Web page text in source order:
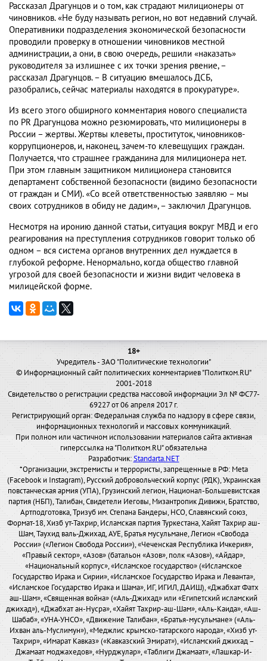
Рассказал Драгунцов и о том, как страдают милиционеры от
чиновников. «Не буду называть регион, но вот недавний случай.
Оперативники подразделения экономической безопасности
проводили проверку в отношении чиновников местной
администрации, а они, в свою очередь, решили «наказать»
руководителя за излишнее с их точки зрения рвение, –
рассказал Драгунцов. – В ситуацию вмешалось ДСБ,
разобрались, сейчас материалы находятся в прокуратуре».
Из всего этого обширного комментария нового специалиста
по PR Драгунцова можно резюмировать, что милиционеры в
России – жертвы. Жертвы клеветы, проституток, чиновников-
коррупционеров, и, наконец, зачем-то клевещущих граждан.
Получается, что страшнее гражданина для милиционера нет.
При этом главным защитником милиционера становится
департамент собственной безопасности (видимо безопасности
от граждан и СМИ). «Со всей ответственностью заявляю – мы
своих сотрудников в обиду не дадим», – заключил Драгунцов.
Несмотря на иронию данной статьи, ситуация вокруг МВД и его
реагирования на преступления сотрудников говорит только об
одном – вся система органов внутренних дел нуждается в
глубокой реформе. Ненормально, когда общество главной
угрозой для своей безопасности и жизни видит человека в
милицейской форме.
18+
Учредитель - ЗАО "Политические технологии"
© Информационный сайт политических комментариев "Политком.RU"
2001-2018
Свидетельство о регистрации средства массовой информации Эл № ФС77-
69227 от 06 апреля 2017 г.
Регистрирующий орган: Федеральная служба по надзору в сфере связи,
информационных технологий и массовых коммуникаций.
При полном или частичном использовании материалов сайта активная
гиперссылка на "Политком.RU" обязательна
Разработчик:Standarta.NET
*Организации, экстремисты и террористы, запрещенные в РФ: Meta
(Facebook и Instagram), Русский добровольческий корпус (РДК), Украинская
повстанческая армия (УПА), Грузинский легион, Национал-Большевистская
партия (НБП), Талибан, Свидетели Иеговы, Мизантропик Дивижн, Братство,
Артподготовка, Тризуб им. Степана Бандеры, НСО, Славянский союз,
Формат-18, Хизб ут-Тахрир, Исламская партия Туркестана, Хайят Тахрир аш-
Шам, Таухид валь-Джихад, АУЕ, Братья мусульмане, Легион «Свобода
России» («Легион Свобода России»), «Чеченская Республика Ичкерия»,
«Правый сектор», «Азов» (батальон «Азов», полк «Азов»), «Айдар»,
«Национальный корпус», «Исламское государство» («Исламское
Государство Ирака и Сирии», «Исламское Государство Ирака и Леванта»,
«Исламское Государство Ирака и Шама», ИГ, ИГИЛ, ДАИШ), «Джабхат Фатх
аш-Шам», «Священная война» («Аль-Джихад» или «Египетский исламский
джихад»), «Джабхат ан-Нусра», «Хайят Тахрир-аш-Шам», «Аль-Каида», «Аш-
Шабаб», «УНА-УНСО», «Движение Талибан», «Братья-мусульмане» («Аль-
Ихван аль-Муслимун»), «Меджлис крымско-татарского народа», «Хизб ут-
Тахрир», «Имарат Кавказ» («Кавказский Эмират»), «Исламский джихад –
Джамаат моджахедов», «Нурджулар», «Таблиги Джамаат», «Лашкар-И-